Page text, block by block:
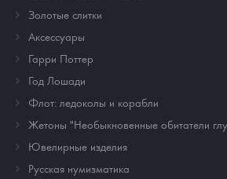
Золотые слитки
Аксессуары
Гарри Поттер
Год Лошади
Флот: ледоколы и корабли
Жетоны "Необыкновенные обитатели
Ювелирные изделия
Русская нумизматика